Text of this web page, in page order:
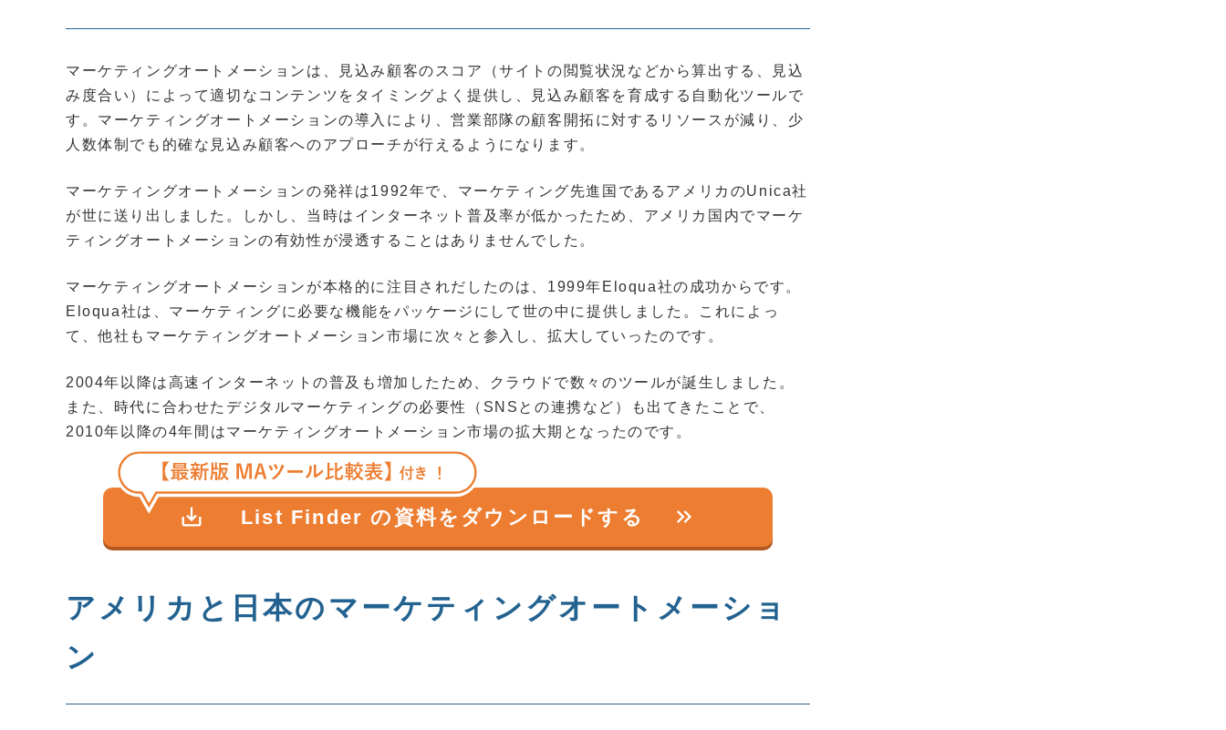
マーケティングオートメーションは、見込み顧客のスコア（サイトの閲覧状況などから算出する、見込
み度合い）によって適切なコンテンツをタイミングよく提供し、見込み顧客を育成する自動化ツールで
す。マーケティングオートメーションの導入により、営業部隊の顧客開拓に対するリソースが減り、少
人数体制でも的確な見込み顧客へのアプローチが行えるようになります。
マーケティングオートメーションの発祥は1992年で、マーケティング先進国であるアメリカのUnica社
が世に送り出しました。しかし、当時はインターネット普及率が低かったため、アメリカ国内でマーケ
ティングオートメーションの有効性が浸透することはありませんでした。
マーケティングオートメーションが本格的に注目されだしたのは、1999年Eloqua社の成功からです。
Eloqua社は、マーケティングに必要な機能をパッケージにして世の中に提供しました。これによっ
て、他社もマーケティングオートメーション市場に次々と参入し、拡大していったのです。
2004年以降は高速インターネットの普及も増加したため、クラウドで数々のツールが誕生しました。
また、時代に合わせたデジタルマーケティングの必要性（SNSとの連携など）も出てきたことで、
2010年以降の4年間はマーケティングオートメーション市場の拡大期となったのです。
save_alt List Finder の資料を ダウンロードする keyboard_double_arrow_right
アメリカと日本のマーケティングオートメーショ
ン